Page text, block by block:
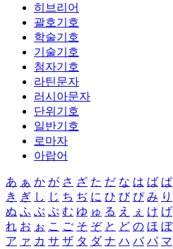
히브리어
괄호기호
학술기호
기술기호
첨자기호
라틴문자
러시아문자
단위기호
일반기호
로마자
아랍어
あ ぁ か が さ ざ た だ な は ば ぱ
き ぎ し じ ち ぢ に ひ び ぴ み り
ぬ ふ ぶ ぷ む ゆ ゅ る え ぇ け げ
れ お ぉ こ ご そ ぞ と ど の ほ ぼ
ア ァ カ サ ザ タ ダ ナ ハ バ パ マ